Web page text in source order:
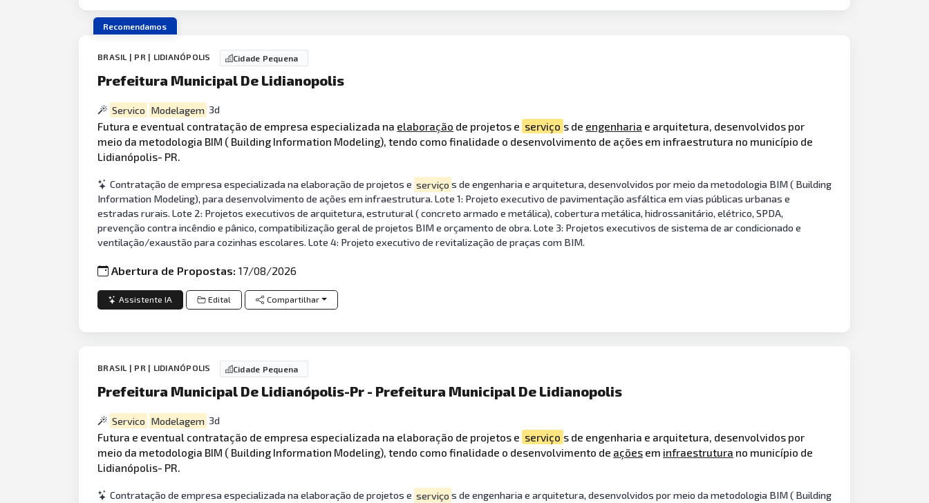
Recomendamos
BRASIL | PR | LIDIANÓPOLIS Cidade Pequena
Prefeitura Municipal De Lidianopolis
Servico Modelagem 3d
Futura e eventual contratação de empresa especializada na elaboração de projetos e serviço s de engenharia e arquitetura, desenvolvidos por
meio da metodologia BIM ( Building Information Modeling), tendo como finalidade o desenvolvimento de ações em infraestrutura no município de
Lidianópolis- PR.
Contratação de empresa especializada na elaboração de projetos e serviço s de engenharia e arquitetura, desenvolvidos por meio da metodologia BIM ( Building
Information Modeling), para desenvolvimento de ações em infraestrutura. Lote 1: Projeto executivo de pavimentação asfáltica em vias públicas urbanas e
estradas rurais. Lote 2: Projetos executivos de arquitetura, estrutural ( concreto armado e metálica), cobertura metálica, hidrossanitário, elétrico, SPDA,
prevenção contra incêndio e pânico, compatibilização geral de projetos BIM e orçamento de obra. Lote 3: Projetos executivos de sistema de ar condicionado e
ventilação/exaustão para cozinhas escolares. Lote 4: Projeto executivo de revitalização de praças com BIM.
Abertura de Propostas:17/08/2026
Assistente IA Edital Compartilhar
BRASIL | PR | LIDIANÓPOLIS Cidade Pequena
Prefeitura Municipal De Lidianópolis-Pr - Prefeitura Municipal De Lidianopolis
Servico Modelagem 3d
Futura e eventual contratação de empresa especializada na elaboração de projetos e serviço s de engenharia e arquitetura, desenvolvidos por
meio da metodologia BIM ( Building Information Modeling), tendo como finalidade o desenvolvimento de ações em infraestrutura no município de
Lidianópolis- PR.
Contratação de empresa especializada na elaboração de projetos e serviço s de engenharia e arquitetura, desenvolvidos por meio da metodologia BIM ( Building